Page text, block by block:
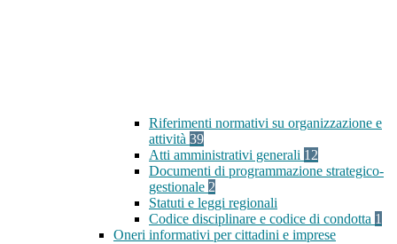
Riferimenti normativi su organizzazione e
attività 39
Atti amministrativi generali 12
Documenti di programmazione strategico-
gestionale 2
Statuti e leggi regionali
Codice disciplinare e codice di condotta 1
Oneri informativi per cittadini e imprese